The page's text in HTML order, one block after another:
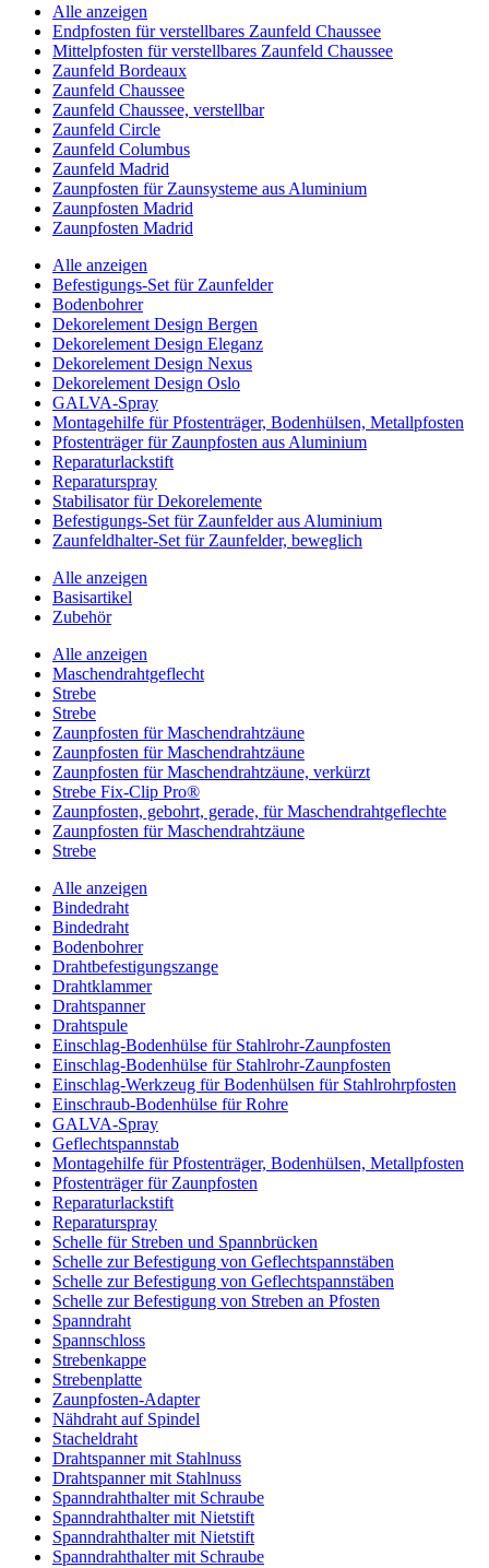
Alle anzeigen
Endpfosten für verstellbares Zaunfeld Chaussee
Mittelpfosten für verstellbares Zaunfeld Chaussee
Zaunfeld Bordeaux
Zaunfeld Chaussee
Zaunfeld Chaussee, verstellbar
Zaunfeld Circle
Zaunfeld Columbus
Zaunfeld Madrid
Zaunpfosten für Zaunsysteme aus Aluminium
Zaunpfosten Madrid
Zaunpfosten Madrid
Alle anzeigen
Befestigungs-Set für Zaunfelder
Bodenbohrer
Dekorelement Design Bergen
Dekorelement Design Eleganz
Dekorelement Design Nexus
Dekorelement Design Oslo
GALVA-Spray
Montagehilfe für Pfostenträger, Bodenhülsen, Metallpfosten
Pfostenträger für Zaunpfosten aus Aluminium
Reparaturlackstift
Reparaturspray
Stabilisator für Dekorelemente
Befestigungs-Set für Zaunfelder aus Aluminium
Zaunfeldhalter-Set für Zaunfelder, beweglich
Alle anzeigen
Basisartikel
Zubehör
Alle anzeigen
Maschendrahtgeflecht
Strebe
Strebe
Zaunpfosten für Maschendrahtzäune
Zaunpfosten für Maschendrahtzäune
Zaunpfosten für Maschendrahtzäune, verkürzt
Strebe Fix-Clip Pro®
Zaunpfosten, gebohrt, gerade, für Maschendrahtgeflechte
Zaunpfosten für Maschendrahtzäune
Strebe
Alle anzeigen
Bindedraht
Bindedraht
Bodenbohrer
Drahtbefestigungszange
Drahtklammer
Drahtspanner
Drahtspule
Einschlag-Bodenhülse für Stahlrohr-Zaunpfosten
Einschlag-Bodenhülse für Stahlrohr-Zaunpfosten
Einschlag-Werkzeug für Bodenhülsen für Stahlrohrpfosten
Einschraub-Bodenhülse für Rohre
GALVA-Spray
Geflechtspannstab
Montagehilfe für Pfostenträger, Bodenhülsen, Metallpfosten
Pfostenträger für Zaunpfosten
Reparaturlackstift
Reparaturspray
Schelle für Streben und Spannbrücken
Schelle zur Befestigung von Geflechtspannstäben
Schelle zur Befestigung von Geflechtspannstäben
Schelle zur Befestigung von Streben an Pfosten
Spanndraht
Spannschloss
Strebenkappe
Strebenplatte
Zaunpfosten-Adapter
Nähdraht auf Spindel
Stacheldraht
Drahtspanner mit Stahlnuss
Drahtspanner mit Stahlnuss
Spanndrahthalter mit Schraube
Spanndrahthalter mit Nietstift
Spanndrahthalter mit Nietstift
Spanndrahthalter mit Schraube